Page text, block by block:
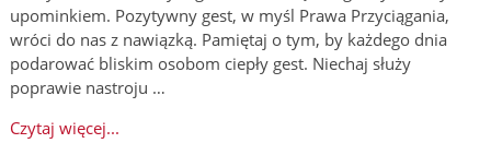
upominkiem. Pozytywny gest, w myśl Prawa Przyciągania,
wróci do nas z nawiązką. Pamiętaj o tym, by każdego dnia
podarować bliskim osobom ciepły gest. Niechaj służy
poprawie nastroju …
Czytaj więcej...